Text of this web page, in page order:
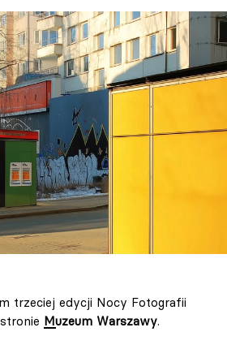
trzeciej edycji Nocy Fotografii
Muzeum Warszawy.